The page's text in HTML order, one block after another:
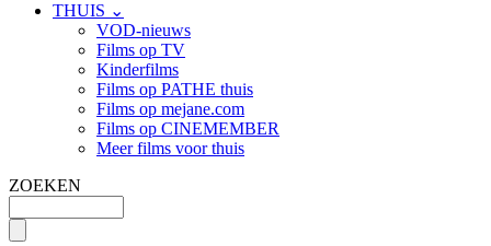
THUIS ⌄
VOD-nieuws
Films op TV
Kinderfilms
Films op PATHE thuis
Films op mejane.com
Films op CINEMEMBER
Meer films voor thuis
ZOEKEN